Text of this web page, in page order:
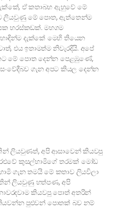
ඒ කතාබහ ඇහුවේ මේ
ලියවුණු මේ පොත, ඇත්තෙන්ම
හරස්කඩක්. මහගම
දැක්කේ මෙහි තියෙන
එය ඉතාමත්ම නිවැරදියි. අපේ
මේ පොත දෙන්න පෙළඹුණේ,
ගැන අපට කියල දෙන්න
ලියවුණත්, අපි ආසාවෙන් කියවපු
කුසල්හාමිගේ තරමක් මෝඩ
ගැන තමයි මේ කතාව ලියවිලා
ලියවුණු හත්පණ, අපි
කියවපු පොත් අතරින්
පුළුවන් පොතක් බව නම්